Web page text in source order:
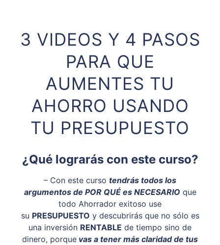
3 VIDEOS Y 4 PASOS
PARA QUE
AUMENTES TU
AHORRO USANDO
TU PRESUPUESTO
¿Qué lograrás con este curso?
– Con este curso tendrás todos los
argumentos de POR QUÉ es NECESARIO que
todo Ahorrador exitoso use
su PRESUPUESTO y descubrirás que no sólo es
una inversión RENTABLE de tiempo sino de
dinero, porque vas a tener más claridad de tus